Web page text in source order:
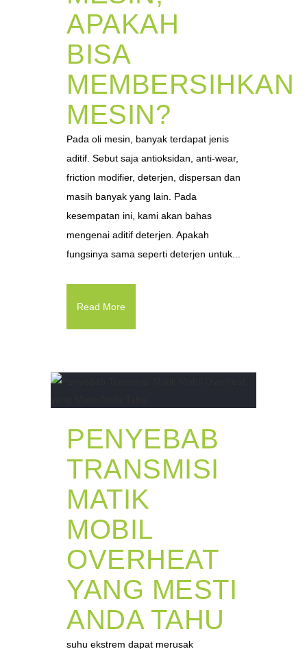
APAKAH
BISA
MEMBERSIHKAN
MESIN?
Pada oli mesin, banyak terdapat jenis
aditif. Sebut saja antioksidan, anti-wear,
friction modifier, deterjen, dispersan dan
masih banyak yang lain. Pada
kesempatan ini, kami akan bahas
mengenai aditif deterjen. Apakah
fungsinya sama seperti deterjen untuk...
Read More
PENYEBAB
TRANSMISI
MATIK
MOBIL
OVERHEAT
YANG MESTI
ANDA TAHU
suhu ekstrem dapat merusak